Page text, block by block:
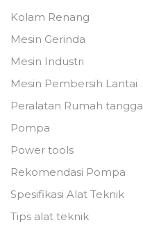
Kolam Renang
Mesin Gerinda
Mesin Industri
Mesin Pembersih Lantai
Peralatan Rumah tangga
Pompa
Power tools
Rekomendasi Pompa
Spesifikasi Alat Teknik
Tips alat teknik